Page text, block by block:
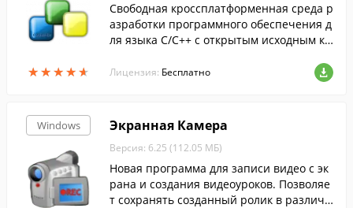
★★★★★
★★★★★
Свободная кроссплатформенная среда р
азработки программного обеспечения д
ля языка С/С++ с открытым исходным ко
Лицензия: Бесплатно
Windows Экранная Камера
Версия: 6.25 (112.05 МБ)
Новая программа для записи видео с эк
рана и создания видеоуроков. Позволяе
т сохранять созданный ролик в различн